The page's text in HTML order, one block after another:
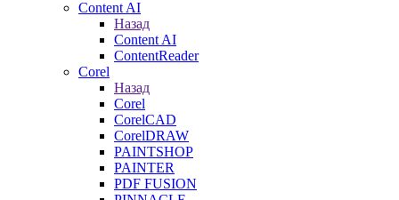
Content AI
Назад
Content AI
ContentReader
Corel
Назад
Corel
CorelCAD
CorelDRAW
PAINTSHOP
PAINTER
PDF FUSION